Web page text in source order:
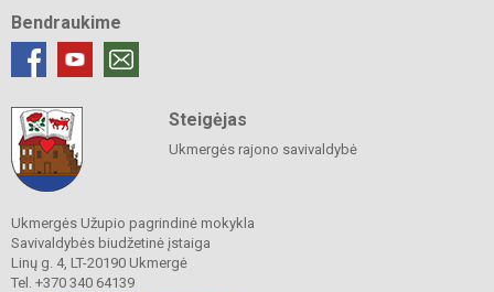
Bendraukime
Steigėjas
Ukmergės rajono savivaldybė
Ukmergės Užupio pagrindinė mokykla
Savivaldybės biudžetinė įstaiga
Linų g. 4, LT-20190 Ukmergė
Tel. +370 340 64139